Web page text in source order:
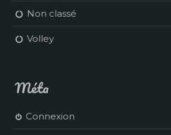
Non classé
Volley
Méta
Connexion